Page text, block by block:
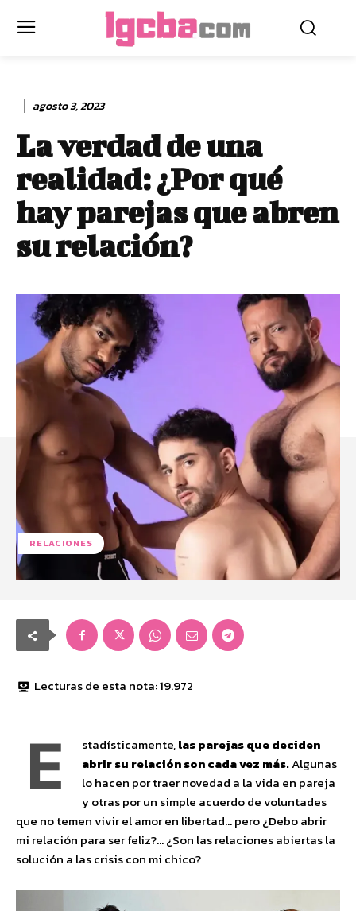
agosto 3, 2023
La verdad de una
realidad: ¿Por qué
hay parejas que abren
su relación?
RELACIONES
Lecturas de esta nota:19.972
E stadísticamente,las parejas que deciden
abrir su relación son cada vez más.Algunas
lo hacen por traer novedad a la vida en pareja
y otras por un simple acuerdo de voluntades
que no temen vivir el amor en libertad… pero ¿Debo abrir
mi relación para ser feliz?… ¿Son las relaciones abiertas la
solución a las crisis con mi chico?